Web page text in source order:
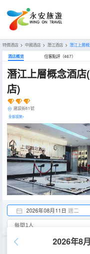
特價酒店 > 中國酒店 > 潛江酒店 > 潛江上層
酒店概览 住客點評（467）
潛江上層概念酒
店)
建設街81號
全部設施>
2026年08月11日 週二
2026年8月